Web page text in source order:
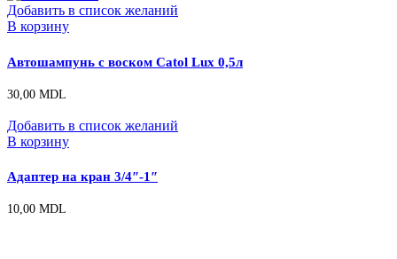
Добавить в список желаний
В корзину
Автошампунь с воском Catol Lux 0,5л
30,00 MDL
Добавить в список желаний
В корзину
Адаптер на кран 3/4″-1″
10,00 MDL